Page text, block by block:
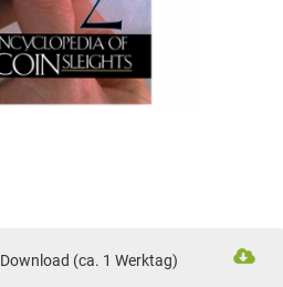
Download (ca. 1 Werktag)